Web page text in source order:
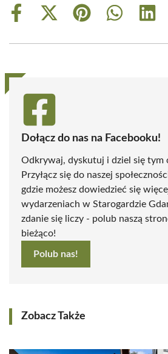
Share
Share
(Twitter)
Share
Share
Share
Dołącz do nas na Facebooku!
Odkrywaj, dyskutuj i dziel się tym
Przyłącz się do naszej
gdzie możesz dowiedzieć się
wydarzeniach w Starogardzie
zdanie się liczy - polub naszą
bieżąco!
Polub nas!
Zobacz Także